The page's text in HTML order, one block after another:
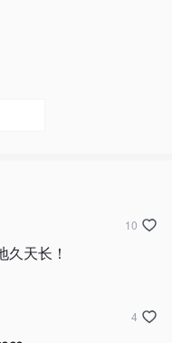
天长！
10
4